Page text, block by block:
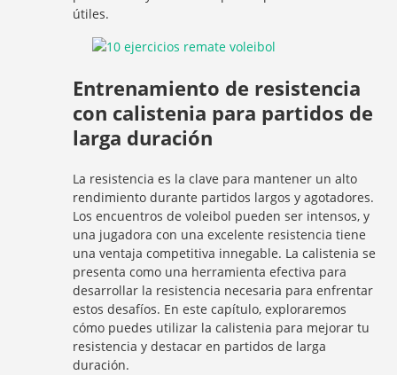
útiles.
Entrenamiento de resistencia
con calistenia para partidos de
larga duración
La resistencia es la clave para mantener un alto
rendimiento durante partidos largos y agotadores.
Los encuentros de voleibol pueden ser intensos, y
una jugadora con una excelente resistencia tiene
una ventaja competitiva innegable. La calistenia se
presenta como una herramienta efectiva para
desarrollar la resistencia necesaria para enfrentar
estos desafíos. En este capítulo, exploraremos
cómo puedes utilizar la calistenia para mejorar tu
resistencia y destacar en partidos de larga
duración.